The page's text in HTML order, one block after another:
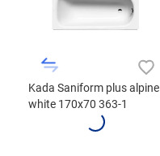
Kada Saniform plus alpine
white 170x70 363-1